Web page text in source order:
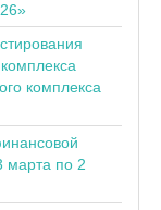
комплекса
марта по 2